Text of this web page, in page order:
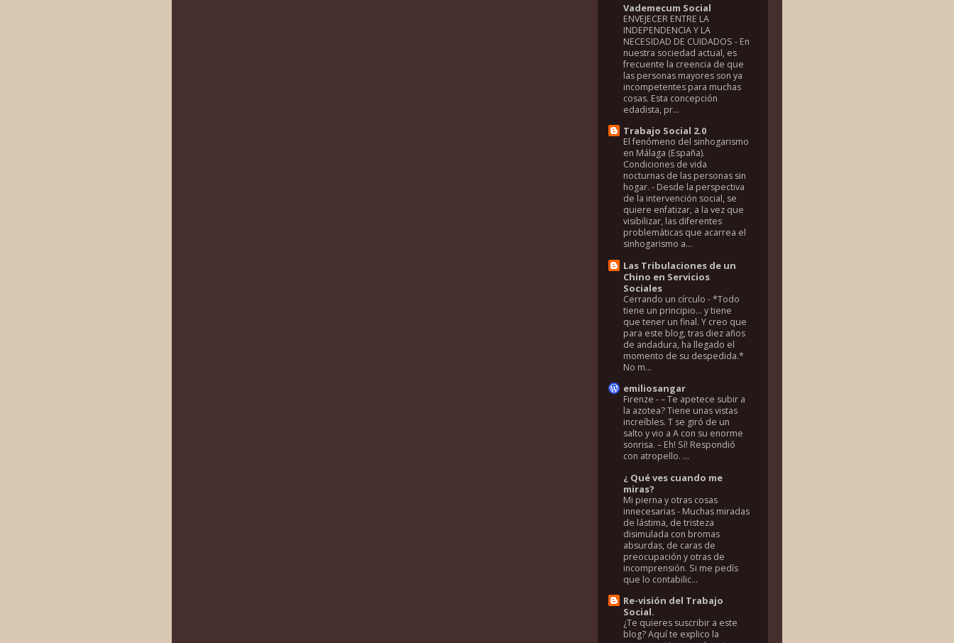
Vademecum Social
ENVEJECER ENTRE LA
INDEPENDENCIA Y LA
NECESIDAD DE CUIDADOS - En
nuestra sociedad actual, es
frecuente la creencia de que
las personas mayores son ya
incompetentes para muchas
cosas. Esta concepción
edadista, pr...
Trabajo Social 2.0
El fenómeno del sinhogarismo
en Málaga (España).
Condiciones de vida
nocturnas de las personas sin
hogar. - Desde la perspectiva
de la intervención social, se
quiere enfatizar, a la vez que
visibilizar, las diferentes
problemáticas que acarrea el
sinhogarismo a...
Las Tribulaciones de un
Chino en Servicios
Sociales
Cerrando un círculo -*Todo
tiene un principio… y tiene
que tener un final. Y creo que
para este blog, tras diez años
de andadura, ha llegado el
momento de su despedida.*
No m...
emiliosangar
Firenze -– Te apetece subir a
la azotea? Tiene unas vistas
increíbles. T se giró de un
salto y vio a A con su enorme
sonrisa. – Eh! Sí! Respondió
con atropello. ...
¿ Qué ves cuando me
miras?
Mi pierna y otras cosas
innecesarias- Muchas miradas
de lástima, de tristeza
disimulada con bromas
absurdas, de caras de
preocupación y otras de
incomprensión. Si me pedís
que lo contabilic...
Re-visión del Trabajo
Social.
¿Te quieres suscribir a este
blog? Aquí te explico la